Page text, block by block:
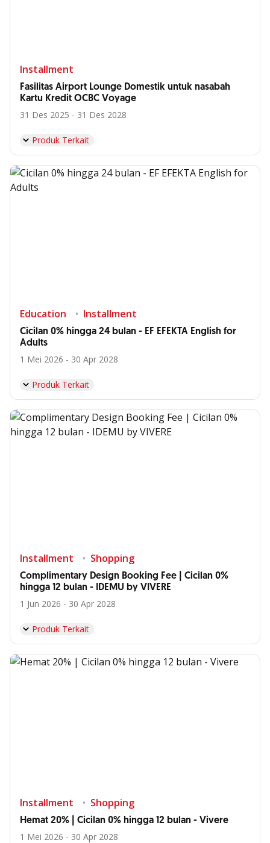
Installment
Fasilitas Airport Lounge Domestik untuk nasabah
Kartu Kredit OCBC Voyage
31 Des 2025 - 31 Des 2028
Produk Terkait
Education Installment
Cicilan 0% hingga 24 bulan - EF EFEKTA English for
Adults
1 Mei 2026 - 30 Apr 2028
Produk Terkait
Installment Shopping
Complimentary Design Booking Fee | Cicilan 0%
hingga 12 bulan - IDEMU by VIVERE
1 Jun 2026 - 30 Apr 2028
Produk Terkait
Installment Shopping
Hemat 20% | Cicilan 0% hingga 12 bulan - Vivere
1 Mei 2026 - 30 Apr 2028